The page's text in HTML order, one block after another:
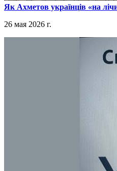
​Як Ахметов українців «на
26 мая 2026 г.